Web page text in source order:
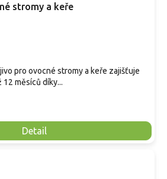
stromy a keře
Detail
pro ovocné stromy a keře zajišťuje
měsíců díky...